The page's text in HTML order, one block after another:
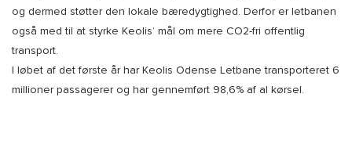
og dermed støtter den lokale bæredygtighed. Derfor er letbanen
også med til at styrke Keolis’ mål om mere CO2-fri offentlig
transport.
I løbet af det første år har Keolis Odense Letbane transporteret 6
millioner passagerer og har gennemført 98,6% af al kørsel.